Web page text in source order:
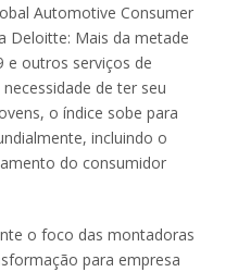
Automotive Consumer
Deloitte: Mais da metade
e outros serviços de
de ter seu
o índice sobe para
incluindo o
do consumidor
o foco das montadoras
para empresa